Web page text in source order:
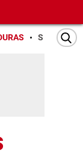
SAN PEDRO